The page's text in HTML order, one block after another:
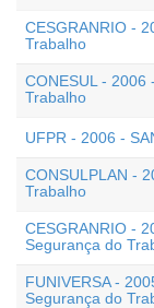
CESGRANRIO -
Trabalho
CONESUL - 2006
Trabalho
UFPR - 2006 -
CONSULPLAN -
Trabalho
CESGRANRIO -
Segurança do
FUNIVERSA -
Segurança do